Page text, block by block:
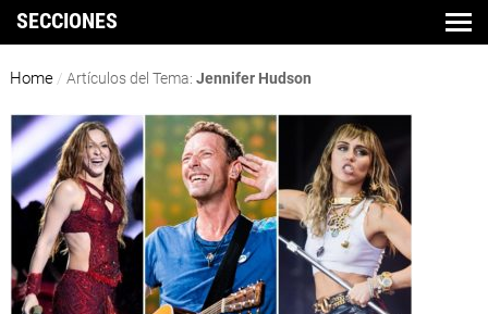
SECCIONES
Home / Artículos del Tema: Jennifer Hudson